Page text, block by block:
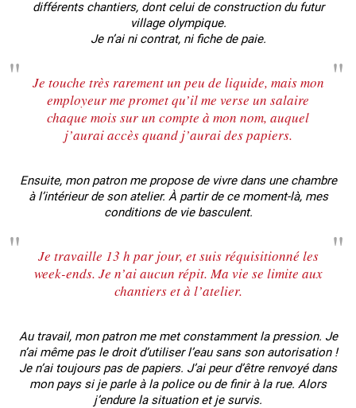
différents chantiers, dont celui de construction du futur
village olympique.
Je n’ai ni contrat, ni fiche de paie.
Je touche très rarement un peu de liquide, mais mon
employeur me promet qu’il me verse un salaire
chaque mois sur un compte à mon nom, auquel
j’aurai accès quand j’aurai des papiers.
Ensuite, mon patron me propose de vivre dans une chambre
à l’intérieur de son atelier. À partir de ce moment-là, mes
conditions de vie basculent.
Je travaille 13 h par jour, et suis réquisitionné les
week-ends. Je n’ai aucun répit. Ma vie se limite aux
chantiers et à l’atelier.
Au travail, mon patron me met constamment la pression. Je
n’ai même pas le droit d’utiliser l’eau sans son autorisation !
Je n’ai toujours pas de papiers. J’ai peur d’être renvoyé dans
mon pays si je parle à la police ou de finir à la rue. Alors
j’endure la situation et je survis.